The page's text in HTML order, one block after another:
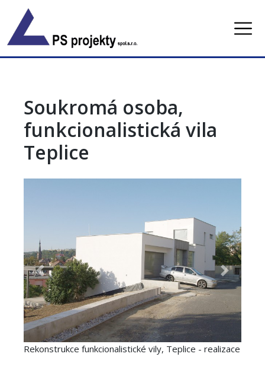
content
Soukromá osoba,
funkcionalistická vila
Teplice
Rekonstrukce funkcionalistické vily, Teplice - realizace
Previous Next